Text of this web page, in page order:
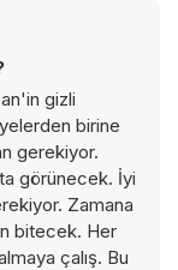
gizli
birine
gerekiyor.
görünecek. İyi
Zamana
bitecek. Her
çalış. Bu